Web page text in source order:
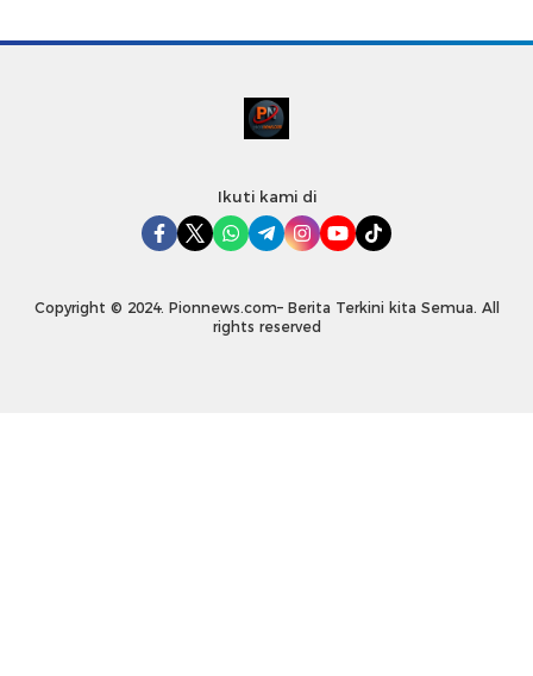
Ikuti kami di
Copyright © 2024. Pionnews.com– Berita Terkini kita Semua. All
rights reserved